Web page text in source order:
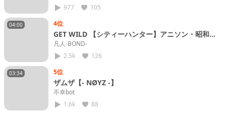
977
105
04:00 4位
GET WILD 【シティーハンター】アニソン・昭和平
成のヒット曲歌ってみた！
凡人-BOND-
2.5k
126
03:34 5位
ザムザ【- NØYZ -】
不幸bot
1.6k
88